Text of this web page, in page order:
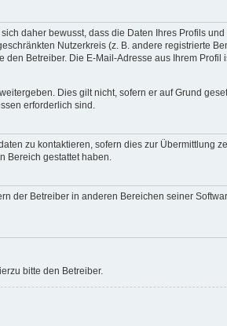
daher bewusst, dass die Daten Ihres Profils
Nutzerkreis (z. B. andere registrierte
Betreiber. Die E-Mail-Adresse aus Ihrem
Dies gilt nicht, sofern er auf Grund
erforderlich sind.
zu kontaktieren, sofern dies zur Übermittlung
Bereich gestattet haben.
der Betreiber in anderen Bereichen seiner
bitte den Betreiber.